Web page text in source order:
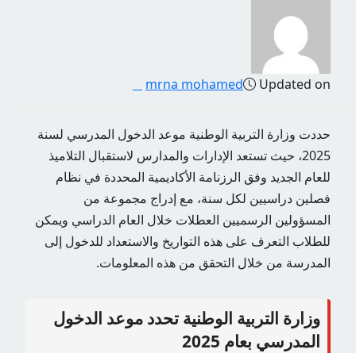
mrna mohamed Updated on
حددت وزارة التربية الوطنية موعد الدخول المدرسي لسنة
2025، حيث تستعد الإدارات والمدارس لاستقبال التلاميذ
للعام الجديد وفق الرزنامة الأكاديمية المحددة في نظام
فصلين دراسيين لكل سنة، مع إدراج مجموعة من
المسؤولين الرسميين العطلات خلال العام الدراسي ويمكن
للطلاب التعرف على هذه التواريخ والاستعداد للدخول إلى
المدرسة من خلال التحقق من هذه المعلومات.
وزارة التربية الوطنية تحدد موعد الدخول
المدرسي بعام 2025